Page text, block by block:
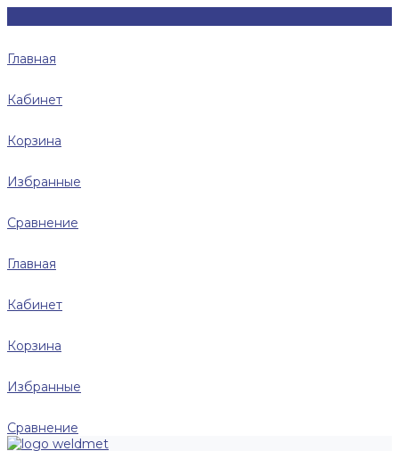
Главная
Кабинет
Корзина
Избранные
Сравнение
Главная
Кабинет
Корзина
Избранные
Сравнение